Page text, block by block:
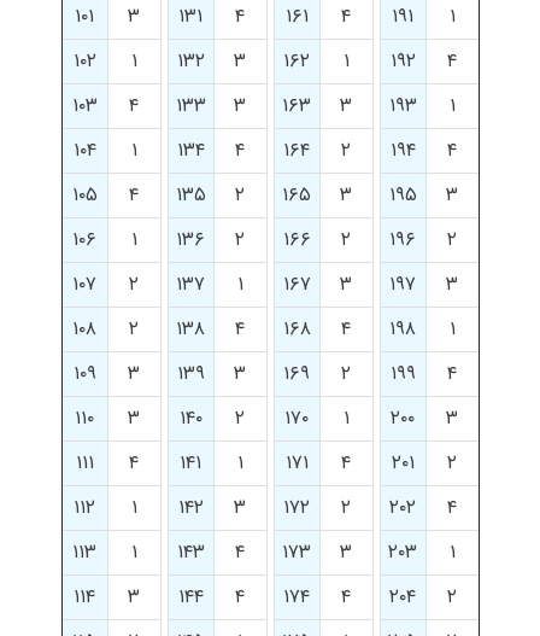
۱
۱۹۱ ۴ ۱۶۱ ۴ ۱۳۱ ۳
۱۰۱
۴
۱۹۲ ۱ ۱۶۲ ۳ ۱۳۲ ۱
۱۰۲
۱
۱۹۳ ۳ ۱۶۳ ۳ ۱۳۳ ۴
۱۰۳
۴
۱۹۴ ۲ ۱۶۴ ۴ ۱۳۴ ۱
۱۰۴
۳
۱۹۵ ۳ ۱۶۵ ۲ ۱۳۵ ۴
۱۰۵
۲
۱۹۶ ۲ ۱۶۶ ۲ ۱۳۶ ۱
۱۰۶
۳
۱۹۷ ۳ ۱۶۷ ۱ ۱۳۷ ۲
۱۰۷
۱
۱۹۸ ۴ ۱۶۸ ۴ ۱۳۸ ۲
۱۰۸
۴
۱۹۹ ۲ ۱۶۹ ۳ ۱۳۹ ۳
۱۰۹
۳
۲۰۰ ۱ ۱۷۰ ۲ ۱۴۰ ۳
۱۱۰
۲
۲۰۱ ۴ ۱۷۱ ۱ ۱۴۱ ۴
۱۱۱
۴
۲۰۲ ۲ ۱۷۲ ۳ ۱۴۲ ۱
۱۱۲
۱
۲۰۳ ۳ ۱۷۳ ۴ ۱۴۳ ۱
۱۱۳
۲
۲۰۴ ۴ ۱۷۴ ۴ ۱۴۴ ۳
۱۱۴